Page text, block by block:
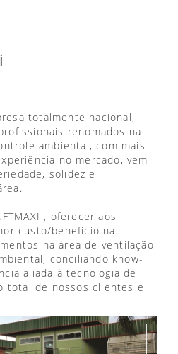
totalmente nacional,
renomados na
ambiental, com mais
no mercado, vem
solidez e
, oferecer aos
custo/beneficio na
na área de ventilação
conciliando know-
aliada à tecnologia de
total de nossos clientes e